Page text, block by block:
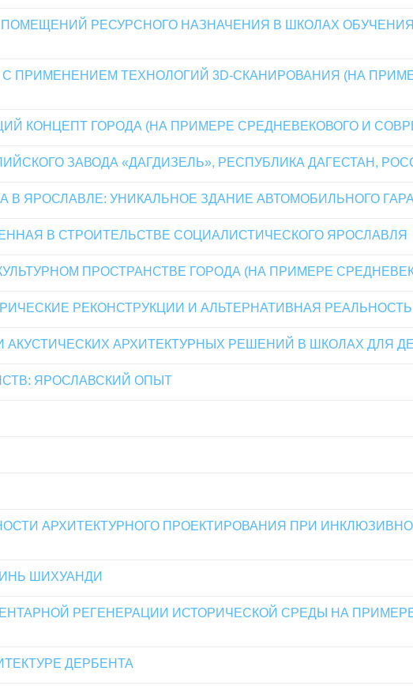
РЕСУРСНОГО НАЗНАЧЕНИЯ В ШКОЛАХ
ПРИМЕНЕНИЕМ ТЕХНОЛОГИЙ 3D-СКАНИРОВАНИЯ (НА
КОНЦЕПТ ГОРОДА (НА ПРИМЕРЕ СРЕДНЕВЕКОВОГО И
ЗАВОДА «ДАГДИЗЕЛЬ», РЕСПУБЛИКА ДАГЕСТАН,
В ЯРОСЛАВЛЕ: УНИКАЛЬНОЕ ЗДАНИЕ АВТОМОБИЛЬНОГО
В СТРОИТЕЛЬСТВЕ СОЦИАЛИСТИЧЕСКОГО ЯРОСЛАВЛЯ
ПРОСТРАНСТВЕ ГОРОДА (НА ПРИМЕРЕ
РЕКОНСТРУКЦИИ И АЛЬТЕРНАТИВНАЯ РЕАЛЬНОСТЬ
АРХИТЕКТУРНЫХ РЕШЕНИЙ В ШКОЛАХ ДЛЯ
ЯРОСЛАВСКИЙ ОПЫТ
АРХИТЕКТУРНОГО ПРОЕКТИРОВАНИЯ ПРИ
ШИХУАНДИ
РЕГЕНЕРАЦИИ ИСТОРИЧЕСКОЙ СРЕДЫ НА
ДЕРБЕНТА